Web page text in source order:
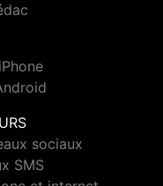
sociaux
SMS